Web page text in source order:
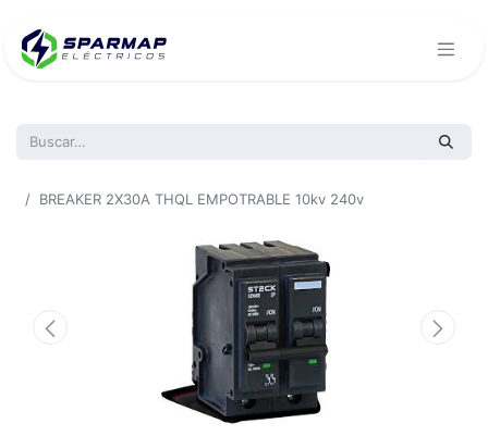
BREAKER 2X30A THQL EMPOTRABLE 10kv 240v